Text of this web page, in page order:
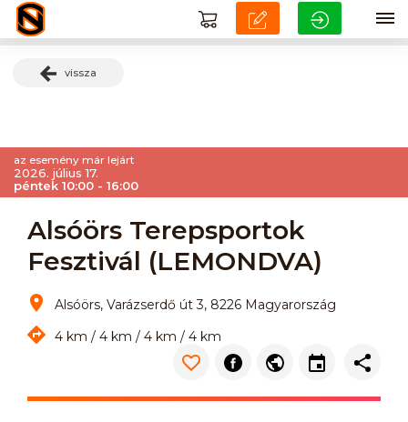
vissza
az esemény már lejárt
2026. július 17.
péntek 10:00 - 16:00
Alsóörs Terepsportok
Fesztivál (LEMONDVA)
Alsóörs, Varázserdő út 3, 8226 Magyarország
4 km / 4 km / 4 km / 4 km